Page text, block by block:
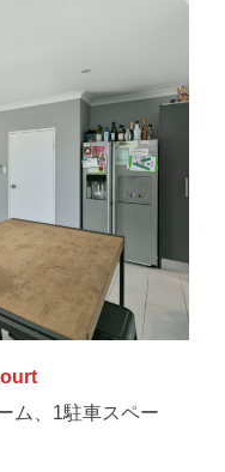
ム、1駐車スペー